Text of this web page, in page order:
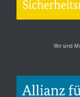
Wir sind